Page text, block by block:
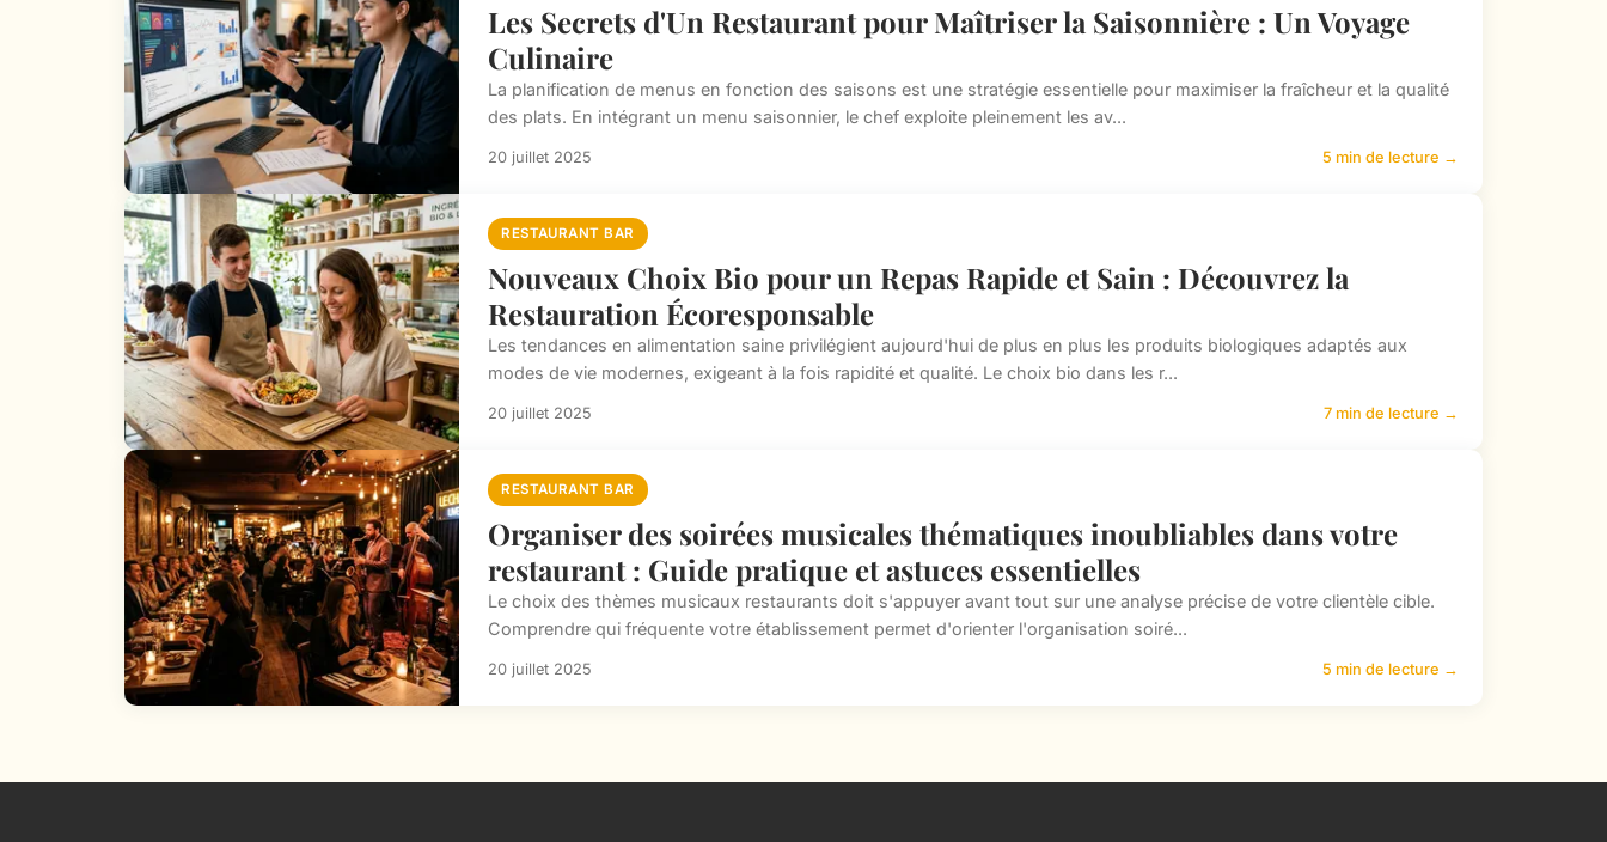
Les Secrets d'Un Restaurant pour Maîtriser la Saisonnière : Un Voyage
Culinaire
La planification de menus en fonction des saisons est une stratégie essentielle pour maximiser la fraîcheur et la qualité
des plats. En intégrant un menu saisonnier, le chef exploite pleinement les av...
20 juillet 2025 5 min de lecture →
RESTAURANT BAR
Nouveaux Choix Bio pour un Repas Rapide et Sain : Découvrez la
Restauration Écoresponsable
Les tendances en alimentation saine privilégient aujourd'hui de plus en plus les produits biologiques adaptés aux
modes de vie modernes, exigeant à la fois rapidité et qualité. Le choix bio dans les r...
20 juillet 2025 7 min de lecture →
RESTAURANT BAR
Organiser des soirées musicales thématiques inoubliables dans votre
restaurant : Guide pratique et astuces essentielles
Le choix des thèmes musicaux restaurants doit s'appuyer avant tout sur une analyse précise de votre clientèle cible.
Comprendre qui fréquente votre établissement permet d'orienter l'organisation soiré...
20 juillet 2025 5 min de lecture →